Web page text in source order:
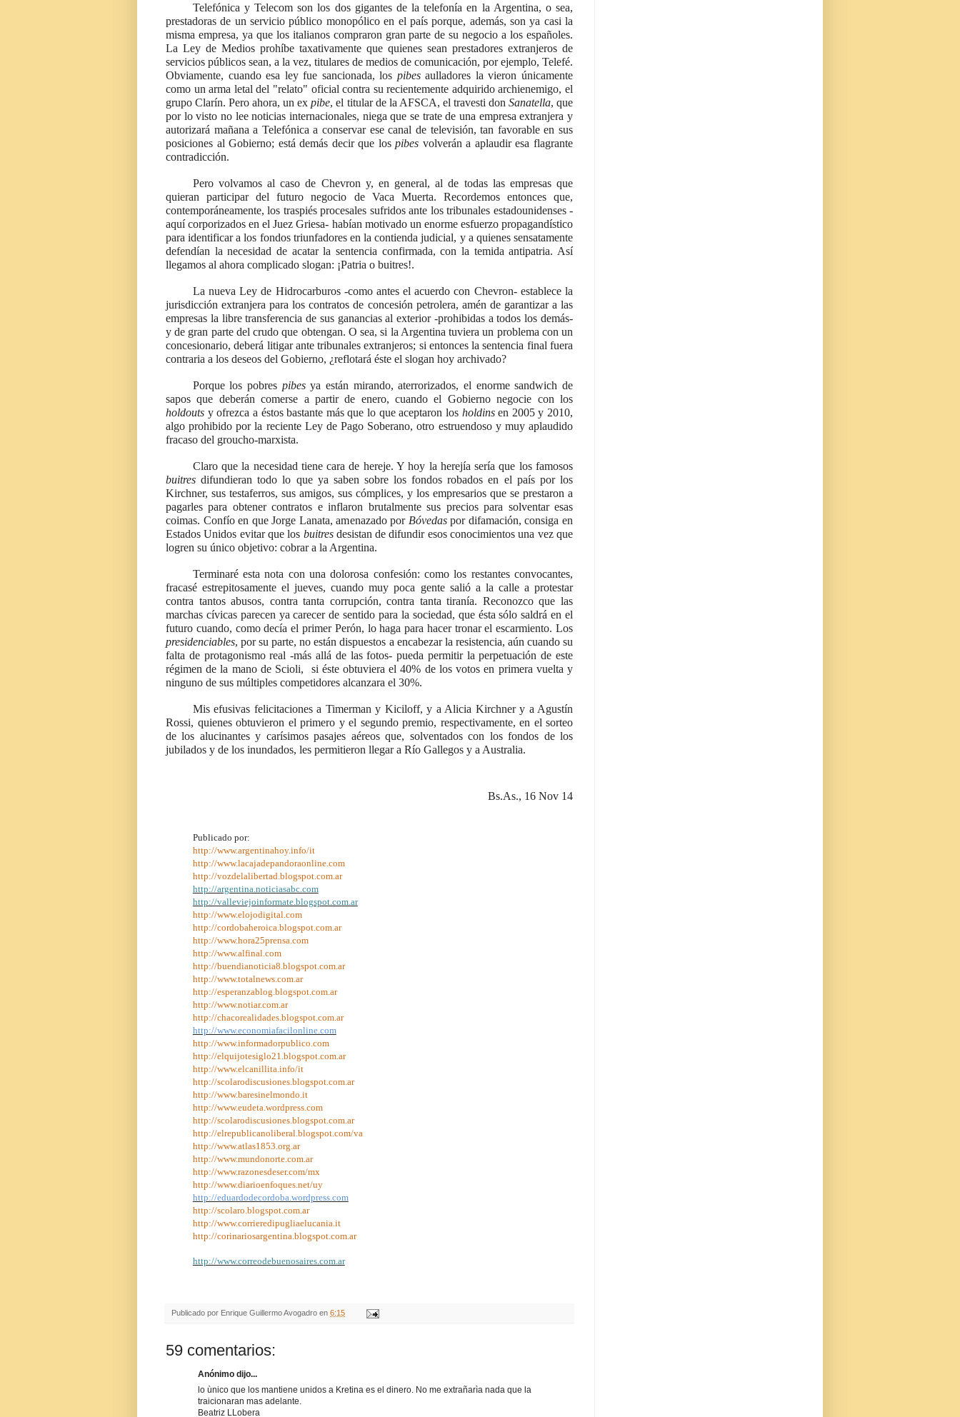
Telefónica y Telecom son los dos gigantes de la telefonía en la Argentina, o sea,
prestadoras de un servicio público monopólico en el país porque, además, son ya casi la
misma empresa, ya que los italianos compraron gran parte de su negocio a los españoles.
La Ley de Medios prohíbe taxativamente que quienes sean prestadores extranjeros de
servicios públicos sean, a la vez, titulares de medios de comunicación, por ejemplo, Telefé.
Obviamente, cuando esa ley fue sancionada, los pibesaulladores la vieron únicamente
como un arma letal del "relato" oficial contra su recientemente adquirido archienemigo, el
grupo Clarín. Pero ahora, un expibe, el titular de la AFSCA, el travesti don Sanatella, que
por lo visto no lee noticias internacionales, niega que se trate de una empresa extranjera y
autorizará mañana a Telefónica a conservar ese canal de televisión, tan favorable en sus
posiciones al Gobierno; está demás decir que lospibes volverán a aplaudir esa flagrante
contradicción.
Pero volvamos al caso de Chevron y, en general, al de todas las empresas que
quieran participar del futuro negocio de Vaca Muerta. Recordemos entonces que,
contemporáneamente, los traspiés procesales sufridos ante los tribunales estadounidenses -
aquí corporizados en el Juez Griesa- habían motivado un enorme esfuerzo propagandístico
para identificar a los fondos triunfadores en la contienda judicial, y a quienes sensatamente
defendían la necesidad de acatar la sentencia confirmada, con la temida antipatria. Así
llegamos al ahora complicado slogan: ¡Patria o buitres!.
La nueva Ley de Hidrocarburos -como antes el acuerdo con Chevron- establece la
jurisdicción extranjera para los contratos de concesión petrolera, amén de garantizar a las
empresas la libre transferencia de sus ganancias al exterior -prohibidas a todos los demás-
y de gran parte del crudo que obtengan. O sea, si la Argentina tuviera un problema con un
concesionario, deberá litigar ante tribunales extranjeros; si entonces la sentencia final fuera
contraria a los deseos del Gobierno, ¿reflotará éste el slogan hoy archivado?
Porque los pobres pibesya están mirando, aterrorizados, el enorme sandwich de
sapos que deberán comerse a partir de enero, cuando el Gobierno negocie con los
holdouts y ofrezca a éstos bastante más que lo que aceptaron los holdinsen 2005 y 2010,
algo prohibido por la reciente Ley de Pago Soberano, otro estruendoso y muy aplaudido
fracaso del groucho-marxista.
Claro que la necesidad tiene cara de hereje. Y hoy la herejía sería que los famosos
buitresdifundieran todo lo que ya saben sobre los fondos robados en el país por los
Kirchner, sus testaferros, sus amigos, sus cómplices, y los empresarios que se prestaron a
pagarles para obtener contratos e inflaron brutalmente sus precios para solventar esas
coimas. Confío en que Jorge Lanata, amenazado por Bóvedaspor difamación, consiga en
Estados Unidos evitar que los buitres desistan de difundir esos conocimientos una vez que
logren su único objetivo: cobrar a la Argentina.
Terminaré esta nota con una dolorosa confesión: como los restantes convocantes,
fracasé estrepitosamente el jueves, cuando muy poca gente salió a la calle a protestar
contra tantos abusos, contra tanta corrupción, contra tanta tiranía. Reconozco que las
marchas cívicas parecen ya carecer de sentido para la sociedad, que ésta sólo saldrá en el
futuro cuando, como decía el primer Perón, lo haga para hacer tronar el escarmiento. Los
presidenciables, por su parte, no están dispuestos a encabezar la resistencia, aún cuando su
falta de protagonismo real -más allá de las fotos- pueda permitir la perpetuación de este
régimen de la mano de Scioli, si éste obtuviera el 40% de los votos en primera vuelta y
ninguno de sus múltiples competidores alcanzara el 30%.
Mis efusivas felicitaciones a Timerman y Kiciloff, y a Alicia Kirchner y a Agustín
Rossi, quienes obtuvieron el primero y el segundo premio, respectivamente, en el sorteo
de los alucinantes y carísimos pasajes aéreos que, solventados con los fondos de los
jubilados y de los inundados, les permitieron llegar a Río Gallegos y a Australia.
Bs.As., 16 Nov 14
Publicado por:
http://www.argentinahoy.info/it
http://www.lacajadepandoraonline.com
http://vozdelalibertad.blogspot.com.ar
http://argentina.noticiasabc.com
http://valleviejoinformate.blogspot.com.ar
http://www.elojodigital.com
http://cordobaheroica.blogspot.com.ar
http://www.hora25prensa.com
http://www.alfinal.com
http://buendianoticia8.blogspot.com.ar
http://www.totalnews.com.ar
http://esperanzablog.blogspot.com.ar
http://www.notiar.com.ar
http://chacorealidades.blogspot.com.ar
http://www.economiafacilonline.com
http://www.informadorpublico.com
http://elquijotesiglo21.blogspot.com.ar
http://www.elcanillita.info/it
http://scolarodiscusiones.blogspot.com.ar
http://www.baresinelmondo.it
http://www.eudeta.wordpress.com
http://scolarodiscusiones.blogspot.com.ar
http://elrepublicanoliberal.blogspot.com/va
http://www.atlas1853.org.ar
http://www.mundonorte.com.ar
http://www.razonesdeser.com/mx
http://www.diarioenfoques.net/uy
http://eduardodecordoba.wordpress.com
http://scolaro.blogspot.com.ar
http://www.corrieredipugliaelucania.it
http://corinariosargentina.blogspot.com.ar
http://www.correodebuenosaires.com.ar
Publicado por Enrique Guillermo Avogadro en 6:15
59 comentarios:
Anónimo dijo...
lo ùnico que los mantiene unidos a Kretina es el dinero. No me extrañarìa nada que la
traicionaran mas adelante.
Beatriz LLobera